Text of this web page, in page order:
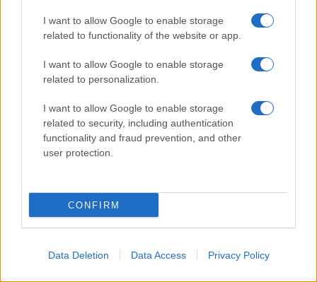
I want to allow Google to enable storage
related to functionality of the website or app.
I want to allow Google to enable storage
related to personalization.
I want to allow Google to enable storage
related to security, including authentication
functionality and fraud prevention, and other
user protection.
CONFIRM
Data Deletion Data Access Privacy Policy
mondo per una notte
Giorgia Meloni a La Maddalena, la vicesindaco:
“Orgoglio e discrezione per visita privata̶…
Incendio nella notte a Olbia, a fuoco due furgoni